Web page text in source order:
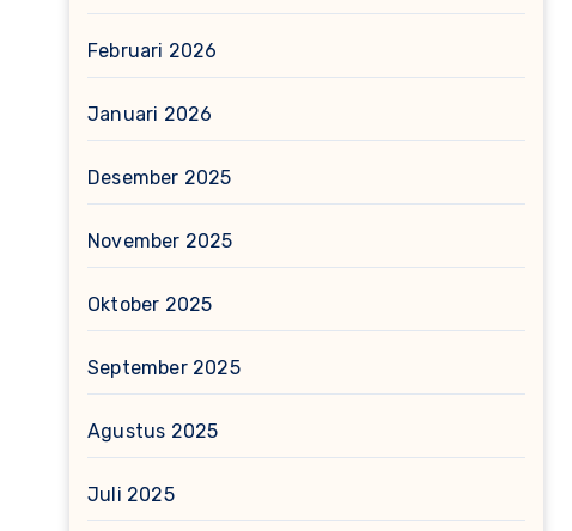
Februari 2026
Januari 2026
Desember 2025
November 2025
Oktober 2025
September 2025
Agustus 2025
Juli 2025